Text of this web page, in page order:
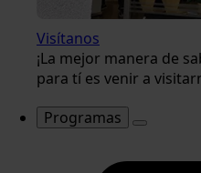
Visítanos
¡La mejor manera de
para tí es venir a
Programas